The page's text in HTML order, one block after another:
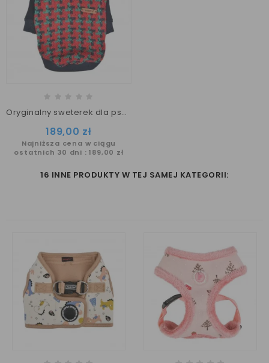
Oryginalny sweterek dla psa WREN navy /Puppia
Cena
189,00 zł
Najniższa cena w ciągu
ostatnich 30 dni : 189,00 zł
16 INNE PRODUKTY W TEJ SAMEJ KATEGORII: